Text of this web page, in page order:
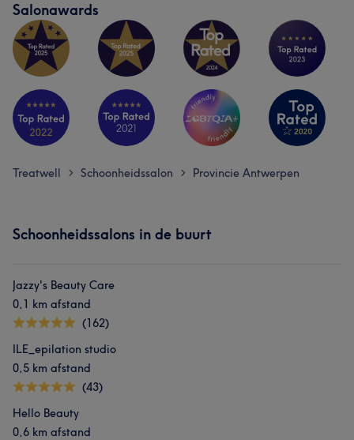
Salonawards
Treatwell > Schoonheidssalon > Provincie Antwerpen
Schoonheidssalons in de buurt
Jazzy's Beauty Care
0,1 km afstand
(162)
ILE_epilation studio
0,5 km afstand
(43)
Hello Beauty
0,6 km afstand